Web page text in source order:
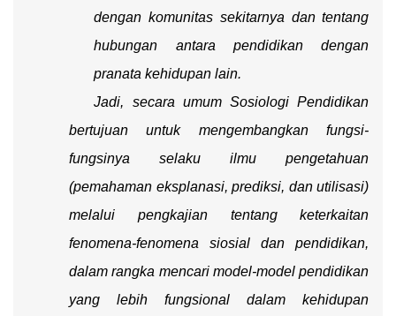
dengan komunitas sekitarnya dan tentang
hubungan antara pendidikan dengan
pranata kehidupan lain.
Jadi, secara umum Sosiologi Pendidikan
bertujuan untuk mengembangkan fungsi-
fungsinya selaku ilmu pengetahuan
(pemahaman eksplanasi, prediksi, dan utilisasi)
melalui pengkajian tentang keterkaitan
fenomena-fenomena siosial dan pendidikan,
dalam rangka mencari model-model pendidikan
yang lebih fungsional dalam kehidupan